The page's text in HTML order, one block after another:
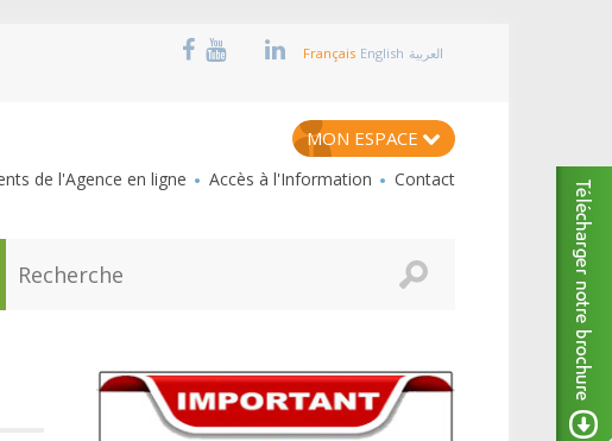
Français English العربية
MON ESPACE
de l'Agence en ligne Accès à l'Information Contact
e